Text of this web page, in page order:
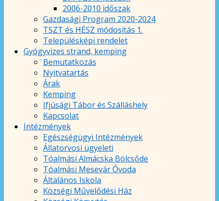
2006-2010 időszak
Gazdasági Program 2020-2024
TSZT és HÉSZ módosítás 1.
Településképi rendelet
Gyógyvizes strand, kemping
Bemutatkozás
Nyitvatartás
Árak
Kemping
Ifjúsági Tábor és Szálláshely
Kapcsolat
Intézmények
Egészségügyi Intézmények
Állatorvosi ügyeleti
Tóalmási Almácska Bölcsőde
Tóalmási Mesevár Óvoda
Általános Iskola
Községi Művelődési Ház